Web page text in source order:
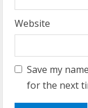
Website
Save my
for the next